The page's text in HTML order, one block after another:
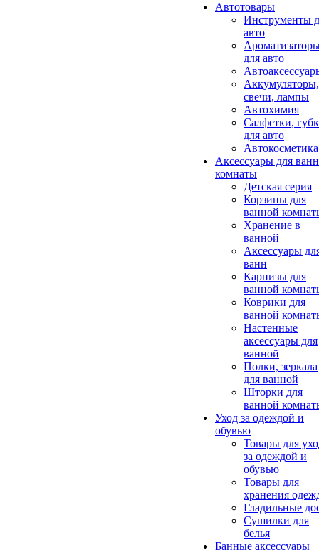
Автотовары
Инструменты
авто
для авто
Аккумуляторы,
свечи, лампы
Автохимия
Салфетки,
для авто
Автокосметика
Аксессуары для
комнаты
Детская серия
Корзины для
ванной
Хранение в
ванной
Аксессуары
ванн
Карнизы для
ванной
Коврики для
ванной
Настенные
аксессуары для
ванной
Полки, зеркала
для ванной
Шторки для
ванной
Уход за одеждой и
обувью
Товары для
за одеждой и
обувью
Товары для
хранения
Гладильные
Сушилки для
белья
Банные аксессуары